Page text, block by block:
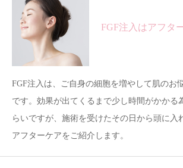
FGF注入はアフタ
FGF注入は、ご自身の細胞を増やして肌のお
です。効果が出てくるまで少し時間がかかる
らいですが、施術を受けたその日から頭に入
アフターケアをご紹介します。